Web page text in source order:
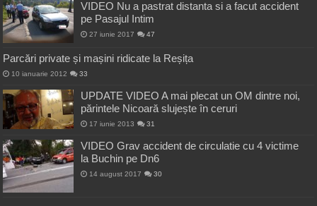
VIDEO Nu a pastrat distanta si a facut accident
pe Pasajul Intim
27 iunie 2017 47
Parcări private și mașini ridicate la Reșița
10 ianuarie 2012 33
UPDATE VIDEO A mai plecat un OM dintre noi,
părintele Nicoară slujește în ceruri
17 iunie 2013 31
VIDEO Grav accident de circulatie cu 4 victime
la Buchin pe Dn6
14 august 2017 30